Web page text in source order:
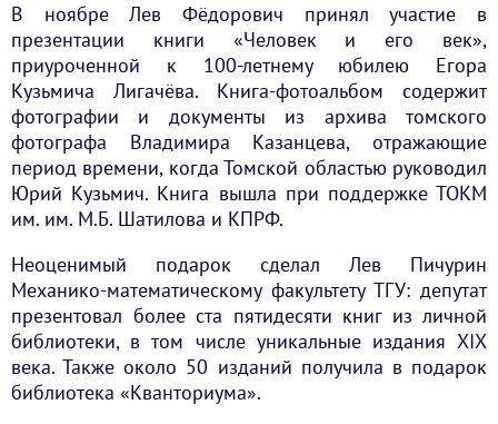
В ноябре Лев Фёдорович принял участие в
презентации книги «Человек и его век»,
приуроченной к 100-летнему юбилею Егора
Кузьмича Лигачёва. Книга-фотоальбом содержит
фотографии и документы из архива томского
фотографа Владимира Казанцева, отражающие
период времени, когда Томской областью руководил
Юрий Кузьмич. Книга вышла при поддержке ТОКМ
им. им. М.Б. Шатилова и КПРФ.
Неоценимый подарок сделал Лев Пичурин
Механико-математическому факультету ТГУ: депутат
презентовал более ста пятидесяти книг из личной
библиотеки, в том числе уникальные издания XIX
века. Также около 50 изданий получила в подарок
библиотека «Кванториума».